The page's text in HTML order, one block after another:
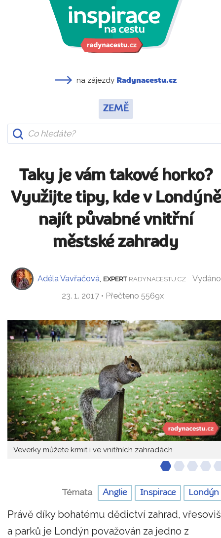
na zájezdy Radynacestu.cz
ZEMĚ
Taky je vám takové horko?
Využijte tipy, kde v Londýně
najít půvabné vnitřní
městské zahrady
Adéla Vavřačová EXPERT RADYNACESTU.CZ
Vydáno
23. 1. 2017 • Přečteno 5569x
Veverky můžete krmit i ve vnitřních zahradách
Témata Anglie Inspirace Londýn
Právě díky bohatému dědictví zahrad,
a parků je Londýn považován za jedno z